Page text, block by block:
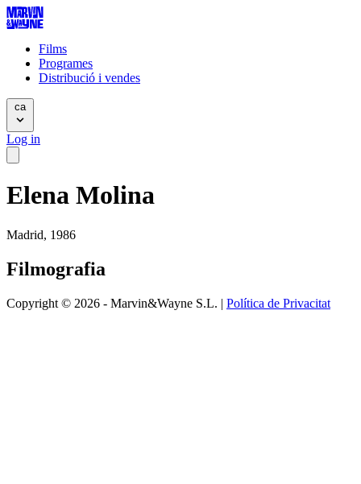
Films
Programes
Distribució i vendes
ca
Log in
Elena Molina
Madrid, 1986
Filmografia
Copyright © 2026 - Marvin&Wayne S.L. | Política de Privacitat